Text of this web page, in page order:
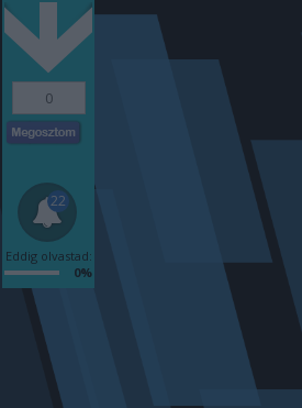
0
22
Eddig olvastad:
0%